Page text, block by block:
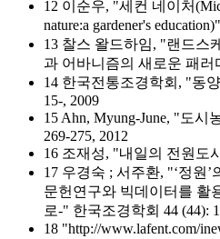
12 이순우, "세컨 네이처
nature:a gardener's
13 찰스 왈드하임, "랜드스
과 어바니즘의 새로운 패러
14 한국전통조경학회, "동
15-, 2009
15 Ahn, Myung-June, "도
269-275, 2012
16 조재성, "내일의 전원도
17 우경숙 ; 서주환, "‘정원
문헌연구와 빅데이터를 활
로-" 한국조경학회 44 (44):
18 "http://www.lafent.com/